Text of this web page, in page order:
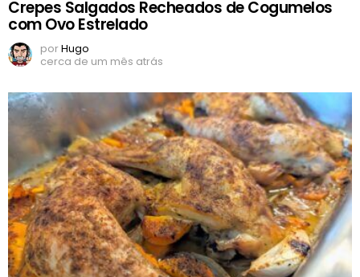
Crepes Salgados Recheados de Cogumelos
com Ovo Estrelado
porHugo
cerca de um mês atrás